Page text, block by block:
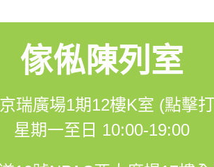
傢俬陳列室
瑞廣場1期12樓K室 (點擊
星期一至日 10:00-19:00